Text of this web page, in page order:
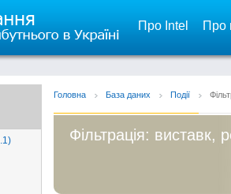
Про Intel Про
Головна База даних Події
Фільтрація: виставк,